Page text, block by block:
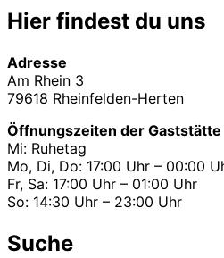
der
Hier findest du uns
Adresse
Am Rhein 3
79618 Rheinfelden-Herten
Öffnungszeiten der Gaststätte
Mi: Ruhetag
Mo, Di, Do: 17:00 Uhr – 00:00
Fr, Sa: 17:00 Uhr – 01:00 Uhr
So: 14:30 Uhr – 23:00 Uhr
Suche